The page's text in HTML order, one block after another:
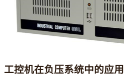
工控机在负压系统中的应用